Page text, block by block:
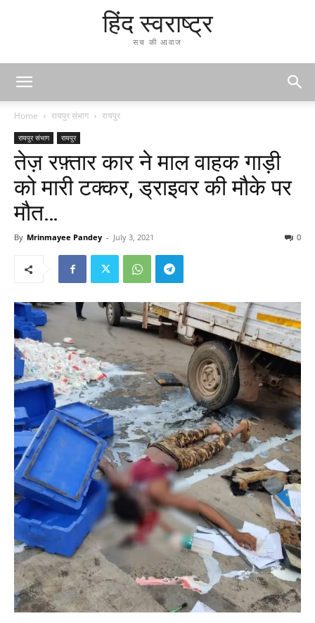
हिंद स्वराष्ट्र
सच की आवाज
Home रायपुर संभाग रायपुर
रायपुर संभाग रायपुर
तेज़ रफ़्तार कार ने माल वाहक गाड़ी
को मारी टक्कर, ड्राइवर की मौके पर
मौत…
By Mrinmayee Pandey - July 3, 2021 0